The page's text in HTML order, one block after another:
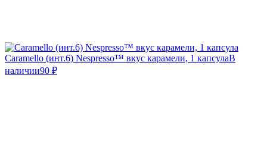
Caramello (инт.6) Nespresso™ вкус карамели, 1 капсулаВ
наличии90 ₽